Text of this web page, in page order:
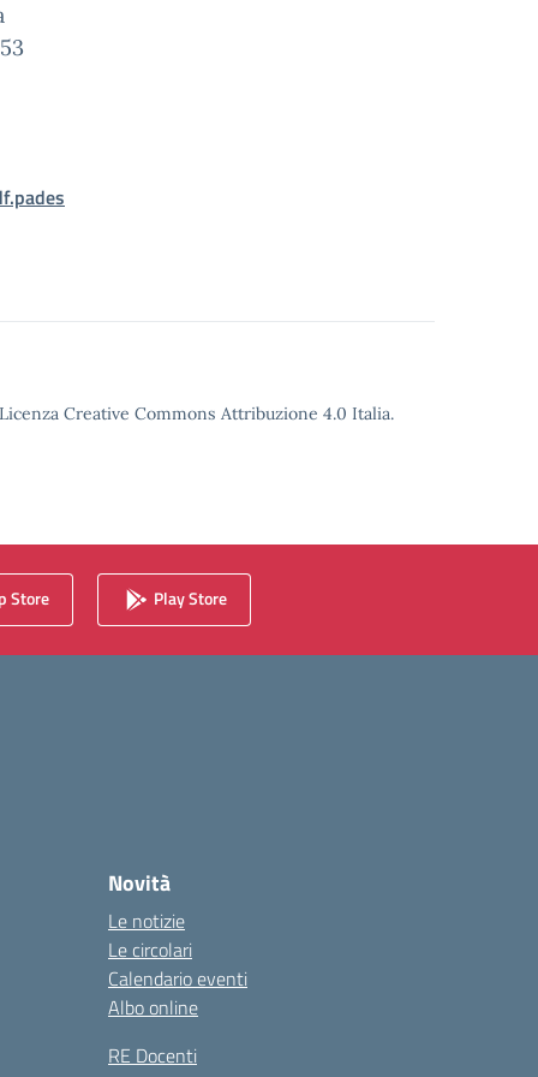
Creative Commons Attribuzione 4.0 Italia.
Store Play Store
Novità
Le notizie
Le circolari
Calendario eventi
Albo online
RE Docenti